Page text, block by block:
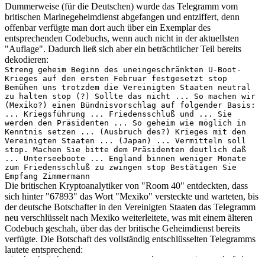
Dummerweise (für die Deutschen) wurde das Telegramm vom
britischen Marinegeheimdienst abgefangen und entziffert, denn
offenbar verfügte man dort auch über ein Exemplar des
entsprechenden Codebuchs, wenn auch nicht in der aktuellsten
"Auflage". Dadurch ließ sich aber ein beträchtlicher Teil bereits
dekodieren:
Streng geheim Beginn des uneingeschränkten U-Boot-
Krieges auf den ersten Februar festgesetzt stop
Bemühen uns trotzdem die Vereinigten Staaten neutral
zu halten stop (?) Sollte das nicht ... So machen wir
(Mexiko?) einen Bündnisvorschlag auf folgender Basis:
... Kriegsführung ... Friedensschluß und ... Sie
werden den Präsidenten ... So geheim wie möglich in
Kenntnis setzen ... (Ausbruch des?) Krieges mit den
Vereinigten Staaten ... (Japan) ... Vermitteln soll
stop. Machen Sie bitte dem Präsidenten deutlich daß
... Unterseeboote ... England binnen weniger Monate
zum Friedensschluß zu zwingen stop Bestätigen Sie
Empfang Zimmermann
Die britischen Kryptoanalytiker von "Room 40" entdeckten, dass
sich hinter "67893" das Wort "Mexiko" versteckte und warteten, bis
der deutsche Botschafter in den Vereinigten Staaten das Telegramm
neu verschlüsselt nach Mexiko weiterleitete, was mit einem älteren
Codebuch geschah, über das der britische Geheimdienst bereits
verfügte. Die Botschaft des vollständig entschlüsselten Telegramms
lautete entsprechend: